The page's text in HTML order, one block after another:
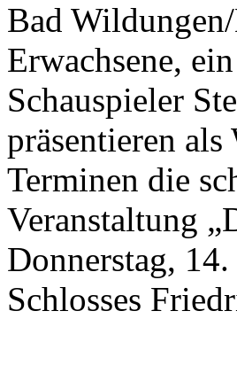
Bad
Erwachsene,
Schauspieler
präsentieren
Terminen die
Veranstaltung
Donnerstag,
Schlosses